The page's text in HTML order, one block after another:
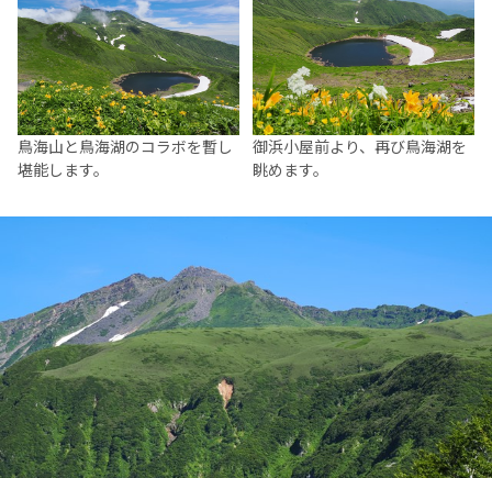
鳥海山と鳥海湖のコラボを暫し
堪能します。
御浜小屋前より、再び鳥海湖を
眺めます。